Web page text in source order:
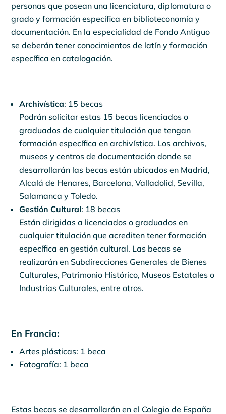
personas que posean una licenciatura, diplomatura o
grado y formación específica en biblioteconomía y
documentación. En la especialidad de Fondo Antiguo
se deberán tener conocimientos de latín y formación
específica en catalogación.
Archivística: 15 becas
Podrán solicitar estas 15 becas licenciados o
graduados de cualquier titulación que tengan
formación específica en archivística. Los archivos,
museos y centros de documentación donde se
desarrollarán las becas están ubicados en Madrid,
Alcalá de Henares, Barcelona, Valladolid, Sevilla,
Salamanca y Toledo.
Gestión Cultural: 18 becas
Están dirigidas a licenciados o graduados en
cualquier titulación que acrediten tener formación
específica en gestión cultural. Las becas se
realizarán en Subdirecciones Generales de Bienes
Culturales, Patrimonio Histórico, Museos Estatales o
Industrias Culturales, entre otros.
En Francia:
Artes plásticas: 1 beca
Fotografía: 1 beca
Estas becas se desarrollarán en el Colegio de España